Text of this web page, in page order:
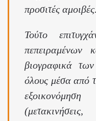
προσιτές αμοιβές.
Τούτο
πεπειραμένων
βιογραφικά
όλους μέσα από